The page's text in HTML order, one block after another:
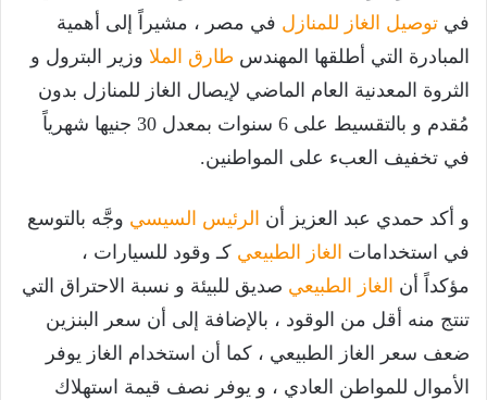
في توصيل الغاز للمنازل في مصر ، مشيراً إلى أهمية
المبادرة التي أطلقها المهندس طارق الملا وزير البترول و
الثروة المعدنية العام الماضي لإيصال الغاز للمنازل بدون
مُقدم و بالتقسيط على 6 سنوات بمعدل 30 جنيها شهرياً
في تخفيف العبء على المواطنين.
و أكد حمدي عبد العزيز أن الرئيس السيسي وجَّه بالتوسع
في استخدامات الغاز الطبيعي كـ وقود للسيارات ،
مؤكداً أن الغاز الطبيعي صديق للبيئة و نسبة الاحتراق التي
تنتج منه أقل من الوقود ، بالإضافة إلى أن سعر البنزين
ضعف سعر الغاز الطبيعي ، كما أن استخدام الغاز يوفر
الأموال للمواطن العادي ، و يوفر نصف قيمة استهلاك